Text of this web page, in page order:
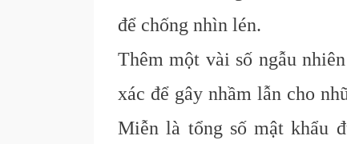
để chống nhìn lén.
Thêm một vài số ngẫu
xác để gây nhầm lẫn cho
Miễn là tổng số mật khẩu